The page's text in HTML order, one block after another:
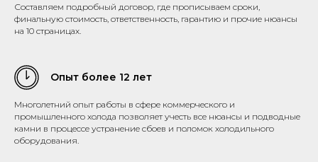
Составляем подробный договор, где прописываем сроки,
финальную стоимость, ответственность, гарантию и прочие нюансы
на 10 страницах.
Опыт более 12 лет
Многолетний опыт работы в сфере коммерческого и
промышленного холода позволяет учесть все нюансы и подводные
камни в процессе устранение сбоев и поломок холодильного
оборудования.